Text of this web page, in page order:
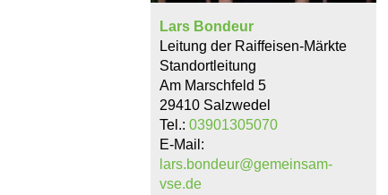
Lars Bondeur
Leitung der Raiffeisen-Märkte
Standortleitung
Am Marschfeld 5
29410 Salzwedel
Tel.: 03901305070
E-Mail:
lars.bondeur@gemeinsam-
vse.de